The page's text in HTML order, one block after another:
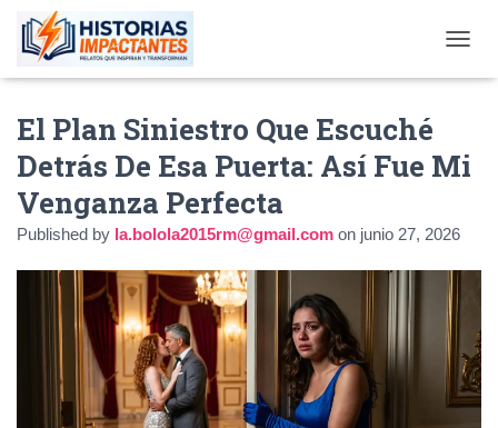
El Plan Siniestro Que Escuché
Detrás De Esa Puerta: Así Fue Mi
Venganza Perfecta
Published by la.bolola2015rm@gmail.com on junio 27, 2026